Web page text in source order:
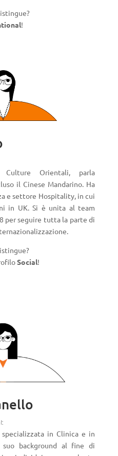
!
Orientali, parla
il Cinese Mandarino. Ha
e settore Hospitality, in cui
in UK. Si è unita al team
per seguire tutta la parte di
Social!
specializzata in Clinica e in
background al fine di